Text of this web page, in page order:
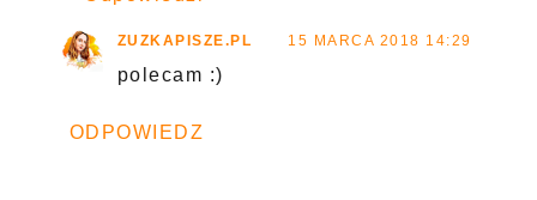
ZUZKAPISZE.PL 15 MARCA 2018 14:29
polecam :)
ODPOWIEDZ